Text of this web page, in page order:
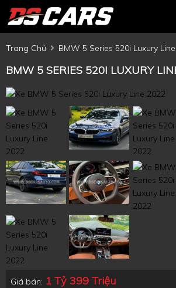
Trang Chủ BMW 5 Series 520i Luxury
BMW 5 SERIES 520I LUXURY
Giá bán: 1 Tỷ 399 Triệu